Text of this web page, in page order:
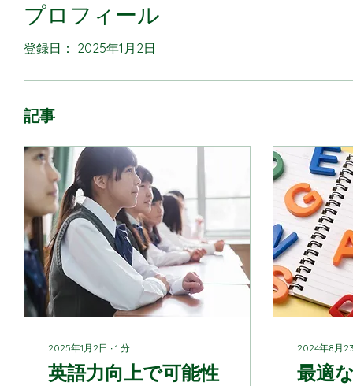
プロフィール
登録日： 2025年1月2日
記事
2025年1月2日 ∙ 1 分
英語力向上で可能性
2024年8月
最適